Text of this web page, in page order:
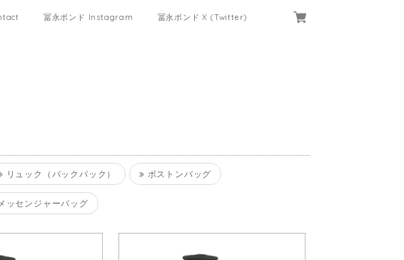
冨永ボンド Instagram 冨永ボンド X (Twitter)
リュック（バックパック） ボストンバッグ
ッセンジャーバッグ